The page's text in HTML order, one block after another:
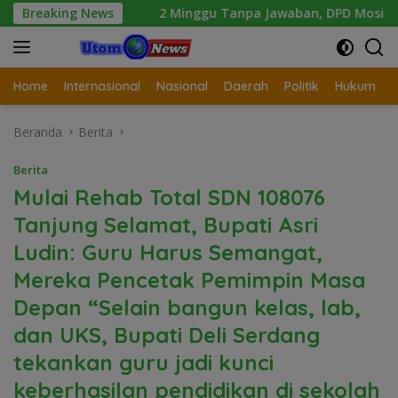
Langsung
ke
konten
Breaking News
2 Minggu Tanpa Jawaban, DPD Mosi Sumut Ancam Gelar
Home Internasional Nasional Daerah Politik Hukum
Beranda Berita
Berita
Mulai Rehab Total SDN 108076
Tanjung Selamat, Bupati Asri
Ludin: Guru Harus Semangat,
Mereka Pencetak Pemimpin Masa
Depan “Selain bangun kelas, lab,
dan UKS, Bupati Deli Serdang
tekankan guru jadi kunci
keberhasilan pendidikan di sekolah